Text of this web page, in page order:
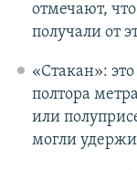
отмечают,
получали от
«Стакан»:
полтора
или
могли